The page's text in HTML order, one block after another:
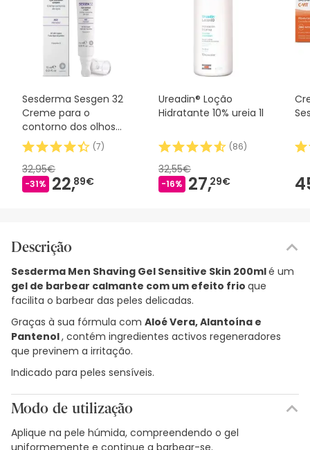
Sesderma Sesgen 32
Creme para o
contorno dos olhos
15ml
(7)
32,95€
-31% 22,89€
Ureadin® Loção
Hidratante 10% ureia 1l
(86)
32,55€
-16% 27,29€
Descrição
Sesderma Men Shaving Gel Sensitive Skin 200mlé um
gel de barbear calmante com um efeito frio que
facilita o barbear das peles delicadas.
Graças à sua fórmula com Aloé Vera, Alantoína e
Pantenol, contém ingredientes activos regeneradores
que previnem a irritação.
Indicado para peles sensíveis.
Modo de utilização
Aplique na pele húmida, compreendendo o gel
uniformemente e continue a barbear-se.